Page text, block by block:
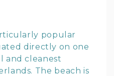
popular
directly on one
and cleanest
The beach is